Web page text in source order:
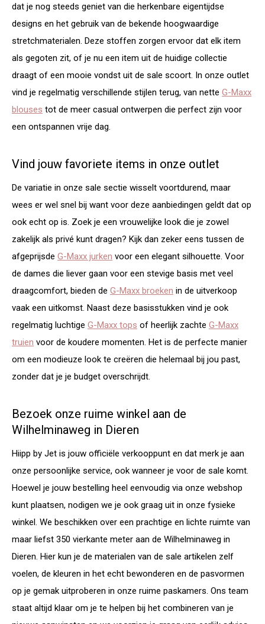
dat je nog steeds geniet van die herkenbare eigentijdse
designs en het gebruik van de bekende hoogwaardige
stretchmaterialen. Deze stoffen zorgen ervoor dat elk item
als gegoten zit, of je nu een item uit de huidige collectie
draagt of een mooie vondst uit de sale scoort. In onze outlet
vind je regelmatig verschillende stijlen terug, van nette G-Maxx
blouses tot de meer casual ontwerpen die perfect zijn voor
een ontspannen vrije dag.
Vind jouw favoriete items in onze outlet
De variatie in onze sale sectie wisselt voortdurend, maar
wees er wel snel bij want voor deze aanbiedingen geldt dat op
ook echt op is. Zoek je een vrouwelijke look die je zowel
zakelijk als privé kunt dragen? Kijk dan zeker eens tussen de
afgeprijsde G-Maxx jurken voor een elegant silhouette. Voor
de dames die liever gaan voor een stevige basis met veel
draagcomfort, bieden de G-Maxx broeken in de uitverkoop
vaak een uitkomst. Naast deze basisstukken vind je ook
regelmatig luchtige G-Maxx tops of heerlijk zachte G-Maxx
truien voor de koudere momenten. Het is de perfecte manier
om een modieuze look te creëren die helemaal bij jou past,
zonder dat je je budget overschrijdt.
Bezoek onze ruime winkel aan de
Wilhelminaweg in Dieren
Hiipp by Jet is jouw officiële verkooppunt en dat merk je aan
onze persoonlijke service, ook wanneer je voor de sale komt.
Hoewel je jouw bestelling heel eenvoudig via onze webshop
kunt plaatsen, nodigen we je ook graag uit in onze fysieke
winkel. We beschikken over een prachtige en lichte ruimte van
maar liefst 350 vierkante meter aan de Wilhelminaweg in
Dieren. Hier kun je de materialen van de sale artikelen zelf
voelen, de kleuren in het echt bewonderen en de pasvormen
op je gemak uitproberen in onze ruime paskamers. Ons team
staat altijd klaar om je te helpen bij het combineren van je